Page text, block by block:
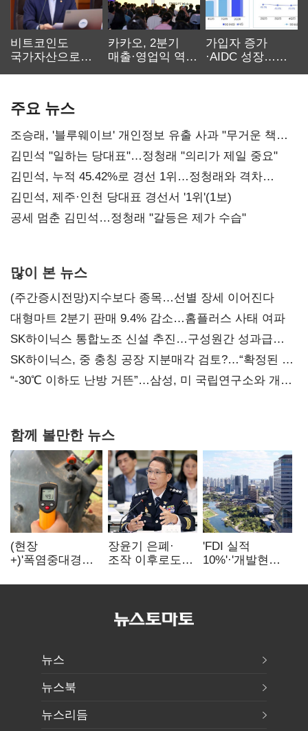
비트코인도
국가자산으로…'
카카오, 2분기
매출·영업익 역대
가입자 증가
·AIDC 성장…
주요 뉴스
조승래, '블루웨이브' 개인정보 유출 사과 "무거운 책임
통감"
김민석 "일하는 당대표"…정청래 "의리가 제일 중요"
김민석, 누적 45.42%로 경선 1위…정청래와 격차
0.86%p(2보)
김민석, 제주·인천 당대표 경선서 '1위'(1보)
공세 멈춘 김민석…정청래 "갈등은 제가 수습"
많이 본 뉴스
(주간증시전망)지수보다 종목…선별 장세 이어진다
대형마트 2분기 판매 9.4% 감소…홈플러스 사태 여파
SK하이닉스 통합노조 신설 추진…구성원간 성과급
불만 확산
SK하이닉스, 중 충칭 공장 지분매각 검토?…“확정된 바
없어”
“-30℃ 이하도 난방 거뜬”…삼성, 미 국립연구소와 개발
함께 볼만한 뉴스
(현장
+)'폭염중대경보'
이주노동자는
장윤기 은폐·
조작 이후로도
내부비위…경찰
'FDI 실적
10%'·'개발현안
인천경제청장
뉴스
뉴스북
뉴스리듬